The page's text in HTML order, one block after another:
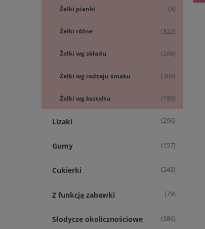
Żelki pianki (8)
Żelki różne (322)
Żelki wg składu (209)
Żelki wg rodzaju smaku (309)
Żelki wg kształtu (199)
Lizaki (296)
Gumy (157)
Cukierki (243)
Z funkcją zabawki (79)
Słodycze okolicznościowe (386)